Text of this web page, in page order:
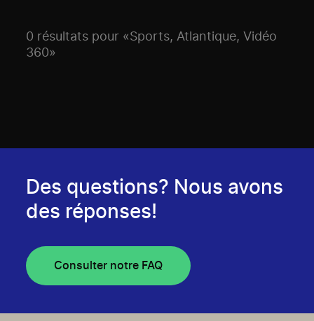
0 résultats pour «Sports, Atlantique, Vidéo
360»
Des questions? Nous avons
des réponses!
Consulter notre FAQ